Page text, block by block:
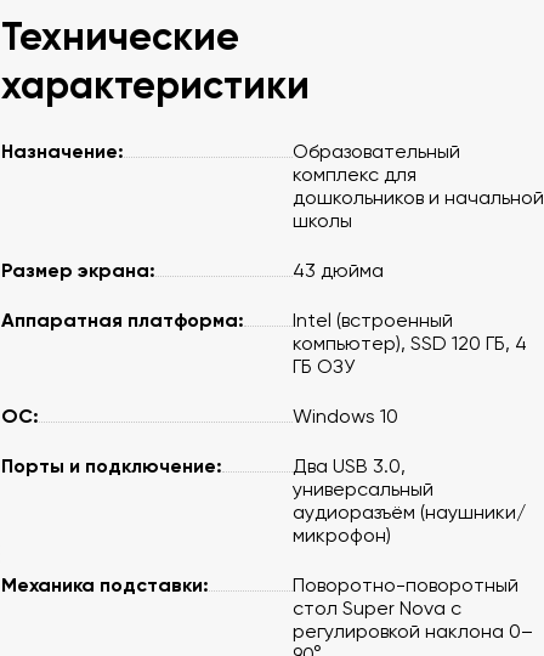
Технические
характеристики
Назначение:
Образовательный
комплекс для
дошкольников и начальной
школы
Размер экрана: 43 дюйма
Аппаратная платформа:
Intel (встроенный
компьютер), SSD 120 ГБ, 4
ГБ ОЗУ
ОС: Windows 10
Порты и подключение:
Два USB 3.0,
универсальный
аудиоразъём (наушники/
микрофон)
Механика подставки:
Поворотно-поворотный
стол Super Nova с
регулировкой наклона 0–